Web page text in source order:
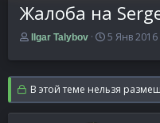
Жалоба на
А
т
о
р
т
Ilgar Talybov
Д
т
а
н
а
5 Янв 2016
В этой теме нельзя